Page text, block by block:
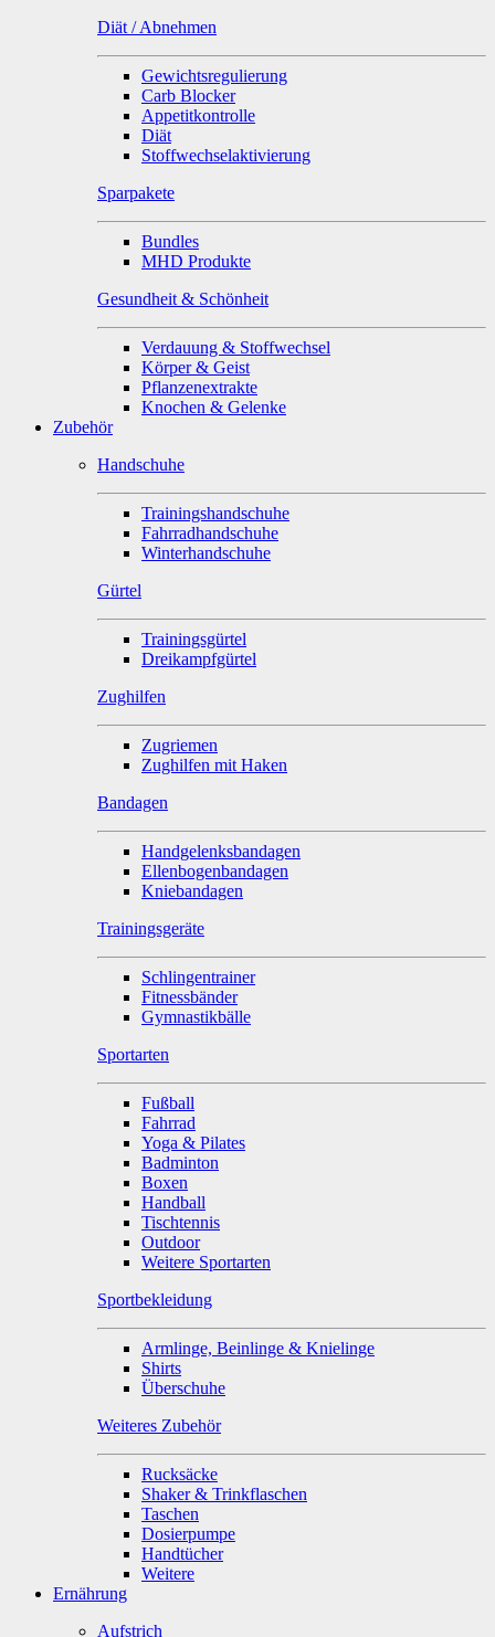
Diät / Abnehmen
Gewichtsregulierung
Carb Blocker
Appetitkontrolle
Diät
Stoffwechselaktivierung
Sparpakete
Bundles
MHD Produkte
Gesundheit & Schönheit
Verdauung & Stoffwechsel
Körper & Geist
Pflanzenextrakte
Knochen & Gelenke
Zubehör
Handschuhe
Trainingshandschuhe
Fahrradhandschuhe
Winterhandschuhe
Gürtel
Trainingsgürtel
Dreikampfgürtel
Zughilfen
Zugriemen
Zughilfen mit Haken
Bandagen
Handgelenksbandagen
Ellenbogenbandagen
Kniebandagen
Trainingsgeräte
Schlingentrainer
Fitnessbänder
Gymnastikbälle
Sportarten
Fußball
Fahrrad
Yoga & Pilates
Badminton
Boxen
Handball
Tischtennis
Outdoor
Weitere Sportarten
Sportbekleidung
Armlinge, Beinlinge & Knielinge
Shirts
Überschuhe
Weiteres Zubehör
Rucksäcke
Shaker & Trinkflaschen
Taschen
Dosierpumpe
Handtücher
Weitere
Ernährung
Aufstrich